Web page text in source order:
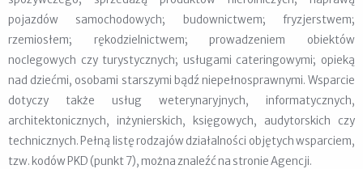
pojazdów samochodowych; budownictwem; fryzjerstwem;
rzemiosłem; rękodzielnictwem; prowadzeniem obiektów
noclegowych czy turystycznych; usługami cateringowymi; opieką
nad dziećmi, osobami starszymi bądź niepełnosprawnymi. Wsparcie
dotyczy także usług weterynaryjnych, informatycznych,
architektonicznych, inżynierskich, księgowych, audytorskich czy
technicznych. Pełną listę rodzajów działalności objętych wsparciem,
tzw. kodów PKD (punkt 7), można znaleźć na stronie Agencji.